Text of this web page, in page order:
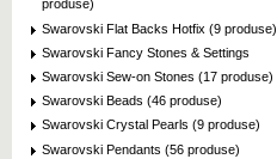
produse)
Swarovski Flat Backs Hotfix (9 produse)
Swarovski Fancy Stones & Settings
Swarovski Sew-on Stones (17 produse)
Swarovski Beads (46 produse)
Swarovski Crystal Pearls (9 produse)
Swarovski Pendants (56 produse)